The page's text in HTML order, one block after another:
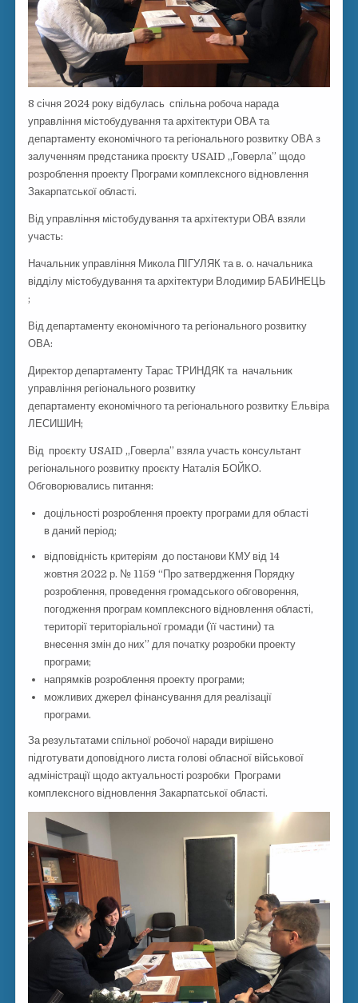
8 січня 2024 року відбулась спільна робоча нарада
управління містобудування та архітектури ОВА та
департаменту економічного та регіонального розвитку ОВА з
залученням предстаника проєкту USAID „Говерла” щодо
розроблення проекту Програми комплексного відновлення
Закарпатської області.
Від управління містобудування та архітектури ОВА взяли
участь:
Начальник управління Микола ПІГУЛЯК та в. о. начальника
відділу містобудування та архітектури Влодимир БАБИНЕЦЬ
;
Від департаменту економічного та регіонального розвитку
ОВА:
Директор департаменту Тарас ТРИНДЯК та начальник
управління регіонального розвитку
департаменту економічного та регіонального розвитку Ельвіра
ЛЕСИШИН;
Від проєкту USAID „Говерла” взяла участь консультант
регіонального розвитку проєкту Наталія БОЙКО.
Обговорювались питання:
доцільності розроблення проекту програми для області
в даний період;
відповідність критеріям до постанови КМУ від 14
жовтня 2022 р. № 1159 “Про затвердження Порядку
розроблення, проведення громадського обговорення,
погодження програм комплексного відновлення області,
території територіальної громади (її частини) та
внесення змін до них” для початку розробки проекту
програми;
напрямків розроблення проекту програми;
можливих джерел фінансування для реалізації
програми.
За результатами спільної робочої наради вирішено
підготувати доповідного листа голові обласної військової
адміністрації щодо актуальності розробки Програми
комплексного відновлення Закарпатської області.